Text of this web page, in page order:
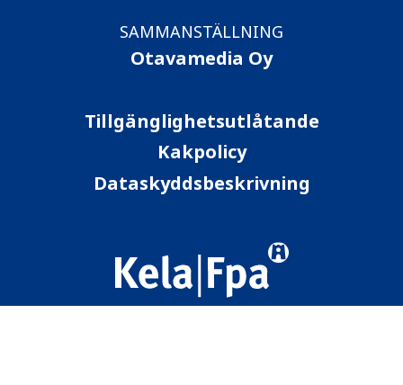
SAMMANSTÄLLNING
Otavamedia Oy
Tillgänglighetsutlåtande
Kakpolicy
Dataskyddsbeskrivning